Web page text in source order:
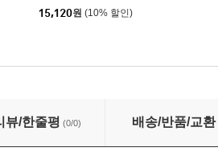
15,120원 (10% 할인)
뷰/한줄평 (0/0) 배송/반품/교환